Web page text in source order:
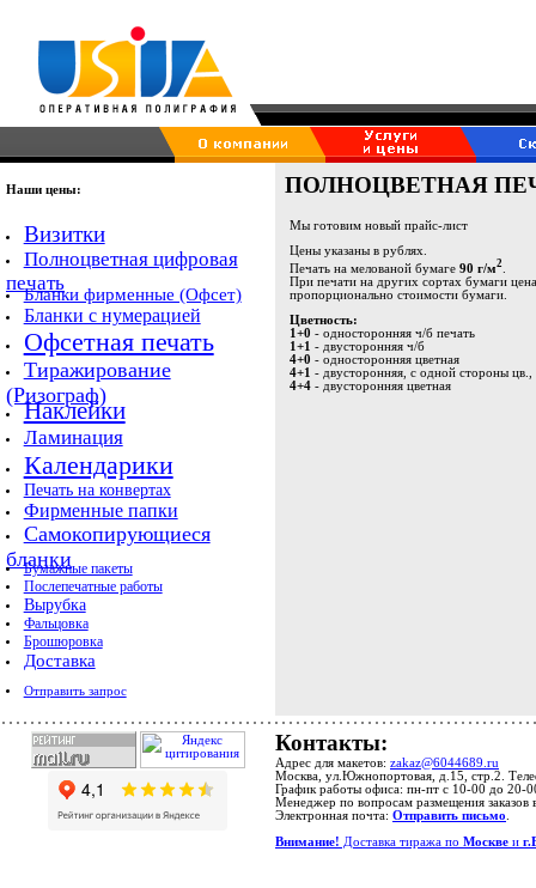
Наши цены:
Визитки
Полноцветная цифровая
печать
Бланки фирменные (Офсет)
Бланки с нумерацией
Офсетная печать
Тиражирование
(Ризограф)
Наклейки
Ламинация
Календарики
Печать на конвертах
Фирменные папки
Самокопирующиеся
бланки
Бумажные пакеты
Послепечатные работы
Вырубка
Фальцовка
Брошюровка
Доставка
Отправить запрос
ПОЛНОЦВЕТНАЯ
Мы готовим новый прайс-лист
Цены указаны в рублях.
Печать на мелованой бумаге 90 г/м2
При печати на других сортах бумаги цена
пропорционально стоимости бумаги.
Цветность:
1+0 - односторонняя ч/б печать
1+1 - двусторонняя ч/б
4+0 - односторонняя цветная
4+1 - двусторонняя, с одной стороны
4+4 - двусторонняя цветная
Контакты:
Адрес для макетов: zakaz@6044689.ru
Москва, ул.Южнопортовая, д.15, стр.2.
График работы офиса: пн-пт с 10-00 до 20-
Менеджер по вопросам размещения
Электронная почта: Отправить письмо
Внимание! Доставка тиража по Москве и